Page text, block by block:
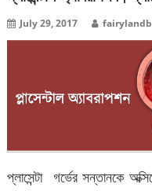
July 29, 2017
প্লাসেন্টা গর্ভের সন্তানকে